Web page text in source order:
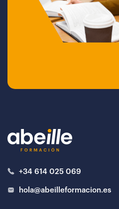
+34 614 025 069
hola@abeilleformacion.es